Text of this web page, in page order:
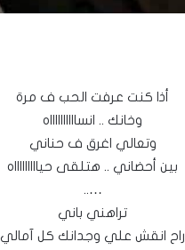
أذا كنت عرفت الحب ف مرة
وخانك .. انسااااااااااه
وتعالي اغرق ف حناني
بين أحضاني .. هتلقى حياااااااااه
…..
تراهني باني
راح انقش علي وجدانك كل آمالي